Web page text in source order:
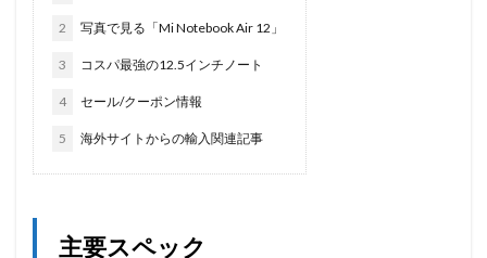
2 写真で見る「Mi Notebook Air 12」
3 コスパ最強の12.5インチノート
4 セール/クーポン情報
5 海外サイトからの輸入関連記事
主要スペック